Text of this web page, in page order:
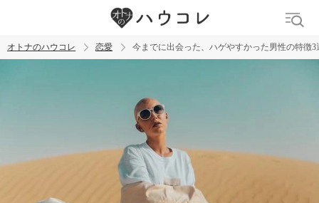
吸引バイブ SM
オトナのハウコレ 恋愛 今までに出会った、ハゲやすかった男性の特徴3